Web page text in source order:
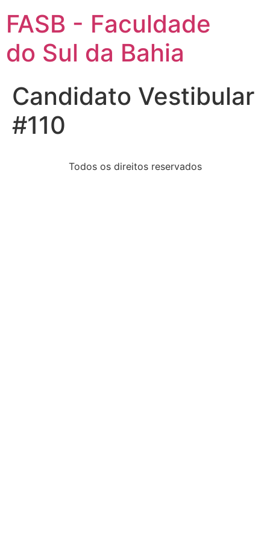
FASB - Faculdade
do Sul da Bahia
Candidato Vestibular
#110
Todos os direitos reservados